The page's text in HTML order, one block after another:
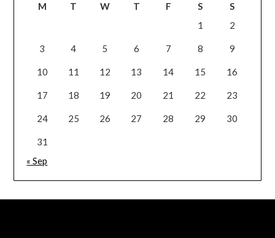
M T W T F S
S
1
2
3 4 5 6 7 8 9
10 11 12 13 14 15 16
17 18 19 20 21 22 23
24 25 26 27 28 29 30
31
« Sep